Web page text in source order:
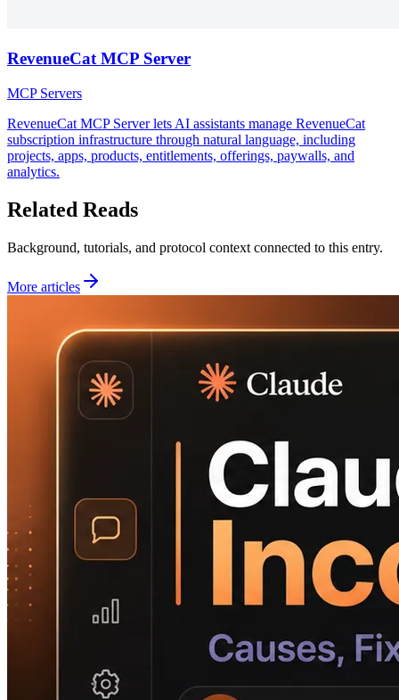
RevenueCat MCP Server
MCP Servers
RevenueCat MCP Server lets AI assistants manage RevenueCat
subscription infrastructure through natural language, including
projects, apps, products, entitlements, offerings, paywalls, and
analytics.
Related Reads
Background, tutorials, and protocol context connected to this entry.
More articles